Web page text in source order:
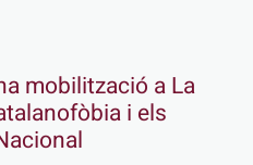
mobilització a La
i els